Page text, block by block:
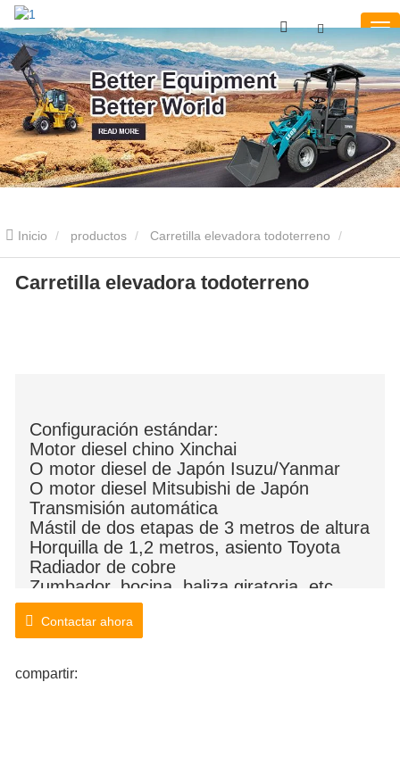
Inicio productos Carretilla elevadora todoterreno
Carretilla elevadora todoterreno
Carretilla elevadora todoterreno
Configuración estándar:
Motor diesel chino Xinchai
O motor diesel de Japón Isuzu/Yanmar
O motor diesel Mitsubishi de Japón
Transmisión automática
Mástil de dos etapas de 3 metros de altura
Horquilla de 1,2 metros, asiento Toyota
Radiador de cobre
Zumbador, bocina, baliza giratoria, etc.
Con Llantas Neumáticas
Color Opcional
Contactar ahora
compartir: